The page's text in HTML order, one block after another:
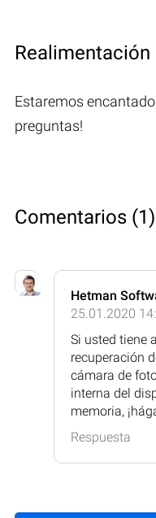
Realimentación
Estaremos
preguntas!
Comentarios (1)
Hetman
25.01.2020
Si usted tiene
recuperación
cámara de
interna del
memoria,
Respuesta